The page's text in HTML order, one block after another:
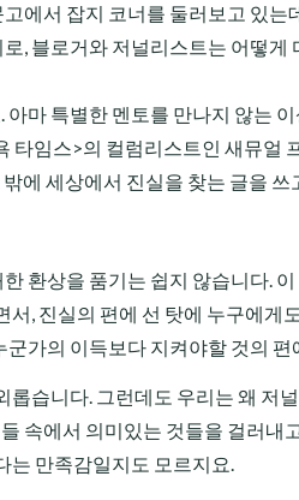
에서 잡지 코너를 둘러보고 있는
, 블로거와 저널리스트는 어떻
마 특별한 멘토를 만나지 않는
타임스>의 컬럼리스트인 새뮤얼
에 세상에서 진실을 찾는 글을
환상을 품기는 쉽지 않습니다.
서, 진실의 편에 선 탓에 누구에
가의 이득보다 지켜야할 것의
롭습니다. 그런데도 우리는 왜 저
속에서 의미있는 것들을 걸러내
는 만족감일지도 모르지요.